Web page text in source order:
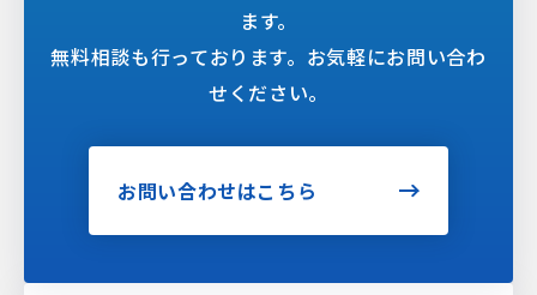
ます。
無料相談も行っております。お気軽にお問い合わ
せください。
お問い合わせはこちら